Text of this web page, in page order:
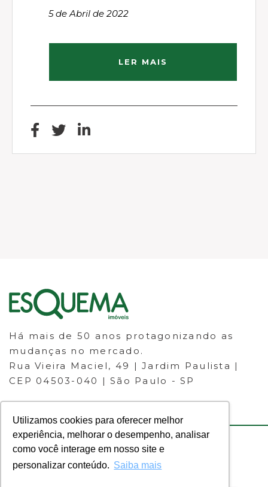
Utilizamos cookies para oferecer melhor
experiência, melhorar o desempenho, analisar
como você interage em nosso site e
personalizar conteúdo. Saiba mais
5 de Abril de 2022
LER MAIS
Há mais de 50 anos protagonizando as
mudanças no mercado.
Rua Vieira Maciel, 49 | Jardim Paulista |
CEP 04503-040 | São Paulo - SP
© 2023 ESQUEMA IMÓVEIS - CRECI